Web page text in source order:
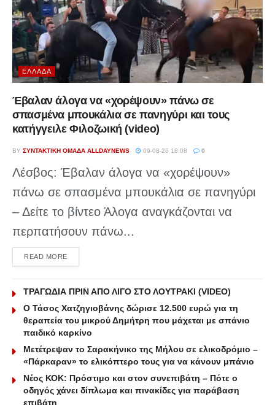
ΕΛΛΆΔΑ
Έβαλαν άλογα να «χορέψουν» πάνω σε
σπασμένα μπουκάλια σε πανηγύρι και τους
κατήγγειλε Φιλοζωική (video)
BY ΣΥΝΤΑΚΤΙΚΉ ΟΜΆΔΑ ALLDAYNEWS 09-08-26 18:08 0
Λέσβος: Έβαλαν άλογα να «χορέψουν»
πάνω σε σπασμένα μπουκάλια σε πανηγύρι
– Δείτε το βίντεο Άλογα αναγκάζονται να
περπατήσουν πάνω...
READ MOREDETAILS
ΤΡΑΓΩΔΙΑ ΠΡΙΝ ΑΠΟ ΛΙΓΟ ΣΤΟ ΛΟΥΤΡΑΚΙ (VIDEO)
Ο Τάσος Χατζηγιοβάνης δώρισε 12.500 ευρώ για τη
θεραπεία του μικρού Δημήτρη που μάχεται με σπάνιο
παιδικό καρκίνο
Μετέτρεψαν το Σαρακήνικο της Μήλου σε ελικοδρόμιο –
«Πάρκαραν» το ελικόπτερο τους για να κάνουν μπάνιο
Νέος ΚΟΚ: Πρόστιμο και στον συνεπιβάτη – Πότε ο
οδηγός χάνει δίπλωμα και πινακίδες για παράβαση
επιβάτη